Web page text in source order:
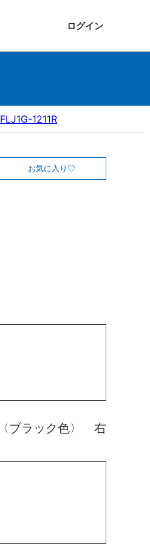
ログイン
FLJ1G-1211R
お気に入り
ブラック色〉 右